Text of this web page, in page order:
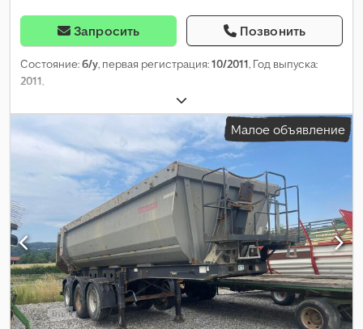
Запросить Позвонить
Состояние:б/у, первая регистрация:10/2011, Год выпуска:
2011,
Малое объявление